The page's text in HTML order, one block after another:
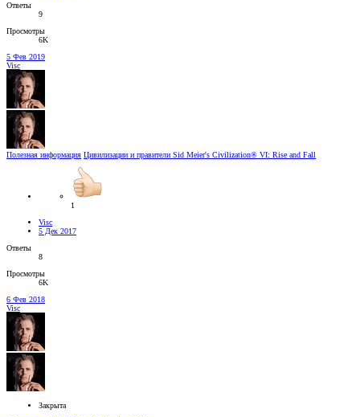
Ответы
9
Просмотры
6K
5 Фев 2019
Visc
Полезная информация Цивилизации и правители Sid Meier's Civilization® VI: Rise and Fall
1
Visc
5 Дек 2017
Ответы
8
Просмотры
6K
6 Фев 2018
Visc
Закрыта